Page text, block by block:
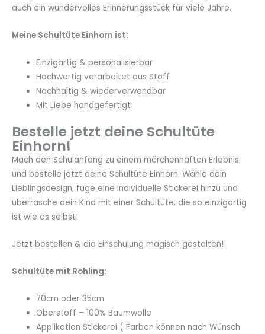
auch ein wundervolles Erinnerungsstück für viele Jahre.
Meine Schultüte Einhorn ist:
Einzigartig & personalisierbar
Hochwertig verarbeitet aus Stoff
Nachhaltig & wiederverwendbar
Mit Liebe handgefertigt
Bestelle jetzt deine Schultüte
Einhorn!
Mach den Schulanfang zu einem märchenhaften Erlebnis
und bestelle jetzt deine Schultüte Einhorn. Wähle dein
Lieblingsdesign, füge eine individuelle Stickerei hinzu und
überrasche dein Kind mit einer Schultüte, die so einzigartig
ist wie es selbst!
Jetzt bestellen & die Einschulung magisch gestalten!
Schultüte mit Rohling:
70cm oder 35cm
Oberstoff – 100% Baumwolle
Applikation Stickerei ( Farben können nach Wünsch